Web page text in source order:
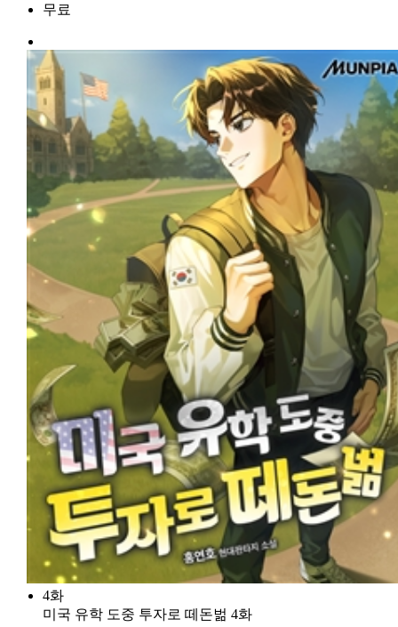
무료
4화
미국 유학 도중 투자로 떼돈벎 4화